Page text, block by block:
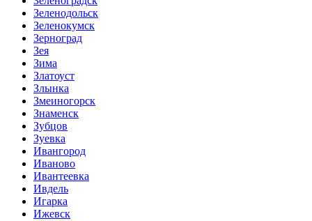
Зеленодольск
Зеленокумск
Зерноград
Зея
Зима
Златоуст
Злынка
Змеиногорск
Знаменск
Зубцов
Зуевка
Ивангород
Иваново
Ивантеевка
Ивдель
Игарка
Ижевск